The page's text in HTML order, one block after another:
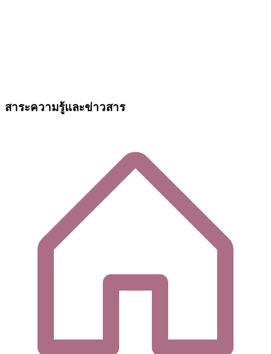
สาระความรู้และข่าวสาร